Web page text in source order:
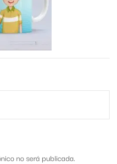
no será publicada.